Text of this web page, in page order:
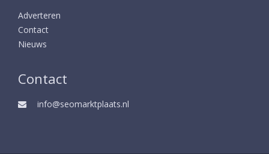
Adverteren
Contact
Nieuws
Contact
info@seomarktplaats.nl